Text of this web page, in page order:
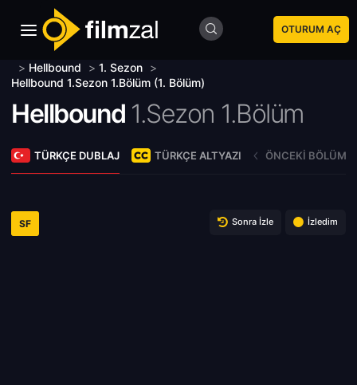
OTURUM AÇ
> Hellbound > 1. Sezon >
Hellbound 1.Sezon 1.Bölüm (1. Bölüm)
Hellbound 1.Sezon 1.Bölüm
TÜRKÇE DUBLAJ TÜRKÇE ALTYAZI ÖNCEKI BÖLÜM
SF Sonra İzle İzledim